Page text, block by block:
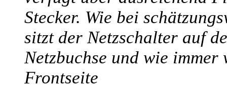
Stecker. Wie bei
sitzt der Netzschalter auf
Netzbuchse und wie
Frontseite